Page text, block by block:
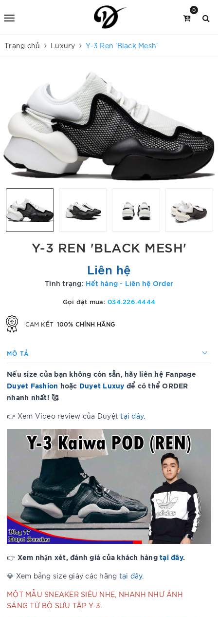
0
Trang chủ Luxury Y-3 Ren 'Black Mesh'
Y-3 REN 'BLACK MESH'
Liên hệ
Tình trạng: Hết hàng - Liên hệ Order
Gọi đặt mua:034.226.4444
CAM KẾT 100% CHÍNH HÃNG
MÔ TẢ
Nếu size của bạn không còn sẵn, hãy liên hệ Fanpage
Duyet Fashion hoặc Duyet Luxuy để có thể ORDER
nhanh nhất! 🥰
👉 Xem Video review của Duyệttại đây.
👉 Xem nhận xét, đánh giá của khách hàng tại đây.
💎 Xem bảng size giày các hãng tại đây.
MỘT MẪU SNEAKER SIÊU NHẸ, NHANH NHƯ ÁNH
SÁNG TỪ BỘ SƯU TẬP Y-3.